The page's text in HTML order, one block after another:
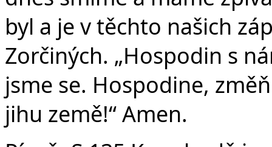
byl a je v těchto našich
Zorčiných. „Hospodin s
jsme se. Hospodine,
jihu země!“ Amen.